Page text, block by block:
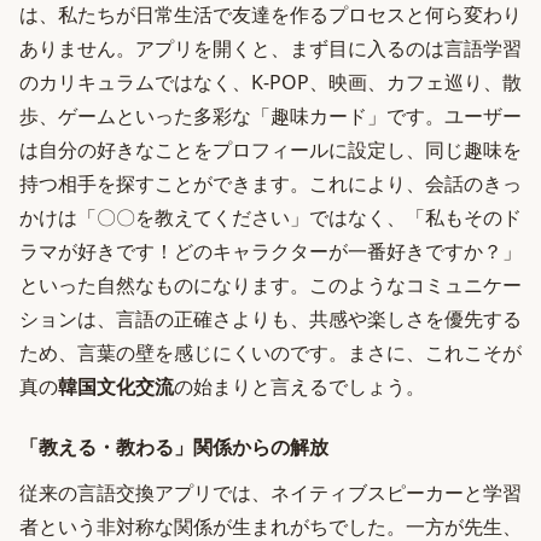
は、私たちが日常生活で友達を作るプロセスと何ら変わり
ありません。アプリを開くと、まず目に入るのは言語学習
のカリキュラムではなく、K-POP、映画、カフェ巡り、散
歩、ゲームといった多彩な「趣味カード」です。ユーザー
は自分の好きなことをプロフィールに設定し、同じ趣味を
持つ相手を探すことができます。これにより、会話のきっ
かけは「〇〇を教えてください」ではなく、「私もそのド
ラマが好きです！どのキャラクターが一番好きですか？」
といった自然なものになります。このようなコミュニケー
ションは、言語の正確さよりも、共感や楽しさを優先する
ため、言葉の壁を感じにくいのです。まさに、これこそが
真の韓国文化交流の始まりと言えるでしょう。
「教える・教わる」関係からの解放
従来の言語交換アプリでは、ネイティブスピーカーと学習
者という非対称な関係が生まれがちでした。一方が先生、